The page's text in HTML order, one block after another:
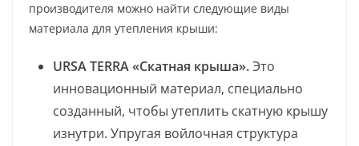
производителя можно найти следующие виды
материала для утепления крыши:
URSATERRA «Скатная крыша».Это
инновационный материал, специально
созданный, чтобы утеплить скатную крышу
изнутри. Упругая войлочная структура